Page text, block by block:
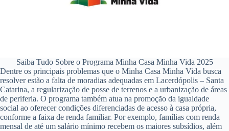
Saiba Tudo Sobre o Programa Minha Casa Minha Vida 2025
Dentre os principais problemas que o Minha Casa Minha Vida busca
resolver estão a falta de moradias adequadas em Lacerdópolis – Santa
Catarina, a regularização de posse de terrenos e a urbanização de áreas
de periferia. O programa também atua na promoção da igualdade
social ao oferecer condições diferenciadas de acesso à casa própria,
conforme a faixa de renda familiar. Por exemplo, famílias com renda
mensal de até um salário mínimo recebem os maiores subsídios, além